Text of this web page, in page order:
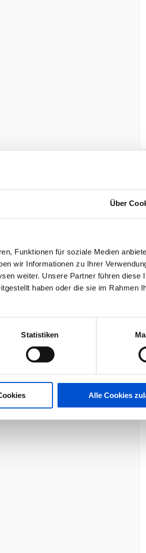
Über
Funktionen für soziale Medien
wir Informationen zu Ihrer
weiter. Unsere Partner führen diese
haben oder die sie im Rahmen
Statistiken
Alle Cookies